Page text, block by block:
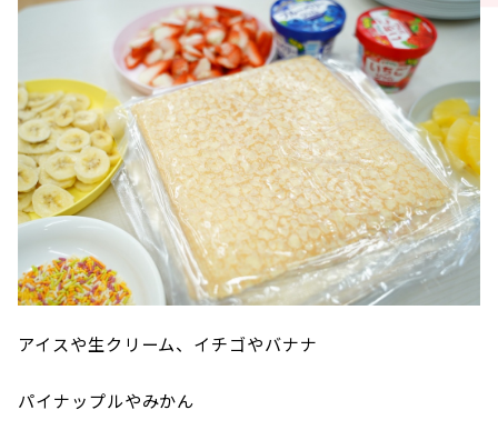
アイスや生クリーム、イチゴやバナナ
パイナップルやみかん